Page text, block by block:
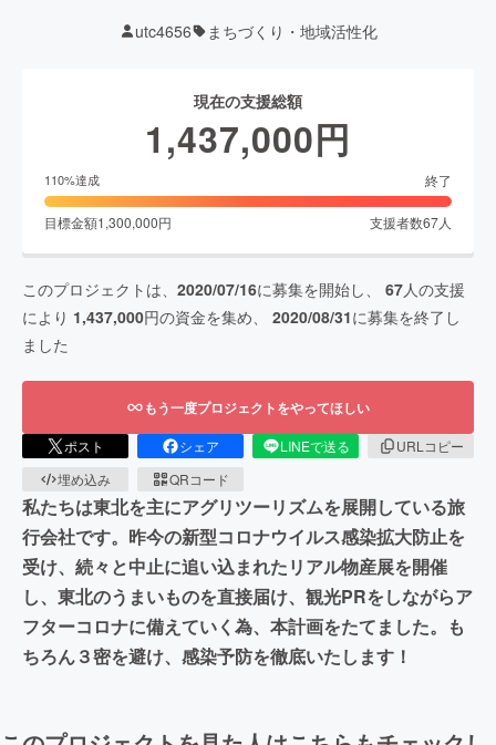
utc4656 まちづくり・地域活性化
現在の支援総額
1,437,000円
110%達成 終了
目標金額1,300,000円 支援者数67人
このプロジェクトは、 2020/07/16に募集を開始し、 67人の支援
により 1,437,000円の資金を集め、 2020/08/31に募集を終了し
ました
もう一度プロジェクトをやってほしい
ポスト シェア LINEで送る
URLコピー
埋め込み
QRコード
私たちは東北を主にアグリツーリズムを展開している旅
行会社です。昨今の新型コロナウイルス感染拡大防止を
受け、続々と中止に追い込まれたリアル物産展を開催
し、東北のうまいものを直接届け、観光PRをしながらア
フターコロナに備えていく為、本計画をたてました。も
ちろん３密を避け、感染予防を徹底いたします！